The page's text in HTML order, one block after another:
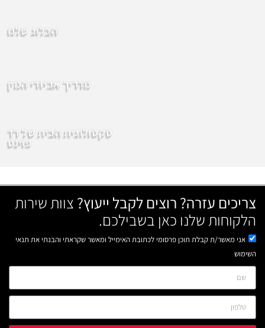
הבלוג שלנו
מדריך אביזרי המין
סקסולוגית הבית של רד
פוינט
צריכים עזרה? רוצים לקבל ייעוץ? צוות שירות
הלקוחות שלנו כאן בשבילכם.
אני מאשר/ת קבלת תוכן פרסומי לכתובת האימייל ומאשר שקראתי והבנתי את תנאי
השימוש